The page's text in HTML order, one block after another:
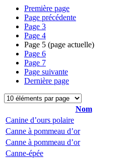
Première page
Page précédente
Page 3
Page 4
Page 5 (page actuelle)
Page 6
Page 7
Page suivante
Dernière page
Nom
Canine d’ours polaire
Canne à pommeau d’or
Canne à pommeau d’or
Canne-épée